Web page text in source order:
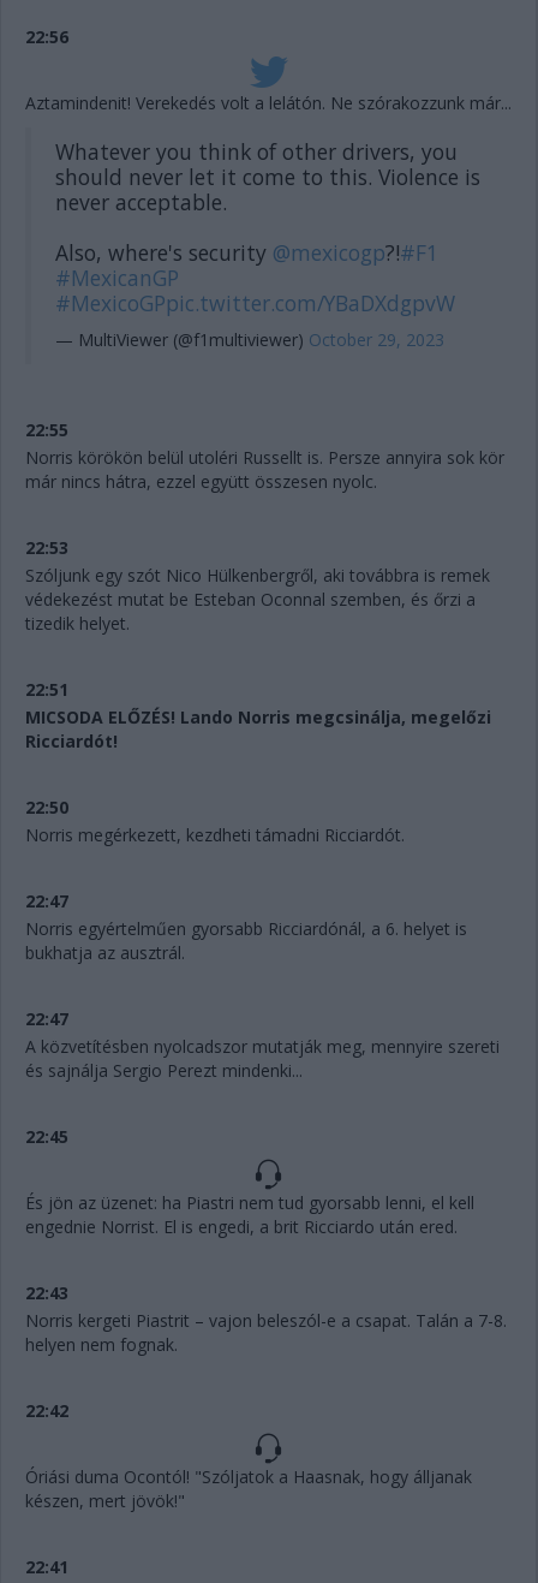
22:56
Aztamindenit! Verekedés volt a lelátón. Ne szórakozzunk már...
Whatever you think of other drivers, you
should never let it come to this. Violence is
never acceptable.
Also, where's security @mexicogp?!#F1
#MexicanGP
#MexicoGPpic.twitter.com/YBaDXdgpvW
— MultiViewer (@f1multiviewer) October 29, 2023
22:55
Norris körökön belül utoléri Russellt is. Persze annyira sok kör
már nincs hátra, ezzel együtt összesen nyolc.
22:53
Szóljunk egy szót Nico Hülkenbergről, aki továbbra is remek
védekezést mutat be Esteban Oconnal szemben, és őrzi a
tizedik helyet.
22:51
MICSODA ELŐZÉS! Lando Norris megcsinálja, megelőzi
Ricciardót!
22:50
Norris megérkezett, kezdheti támadni Ricciardót.
22:47
Norris egyértelműen gyorsabb Ricciardónál, a 6. helyet is
bukhatja az ausztrál.
22:47
A közvetítésben nyolcadszor mutatják meg, mennyire szereti
és sajnálja Sergio Perezt mindenki...
22:45
És jön az üzenet: ha Piastri nem tud gyorsabb lenni, el kell
engednie Norrist. El is engedi, a brit Ricciardo után ered.
22:43
Norris kergeti Piastrit – vajon beleszól-e a csapat. Talán a 7-8.
helyen nem fognak.
22:42
Óriási duma Ocontól! "Szóljatok a Haasnak, hogy álljanak
készen, mert jövök!"
22:41